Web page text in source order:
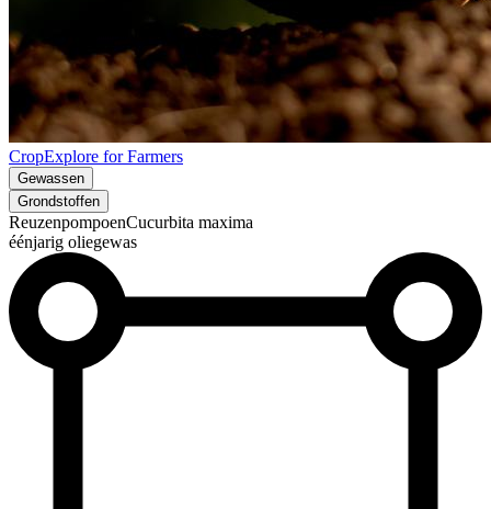
CropExplore for Farmers
Gewassen
Grondstoffen
ReuzenpompoenCucurbita maxima
éénjarig oliegewas